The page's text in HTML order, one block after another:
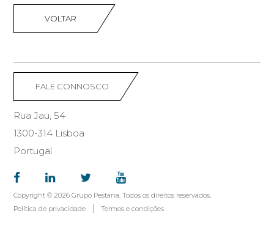
VOLTAR
FALE CONNOSCO
Rua Jau, 54
1300-314 Lisboa
Portugal
Copyright © 2026 Grupo Pestana. Todos os direitos reservados.
Política de privacidade
Termos e condições